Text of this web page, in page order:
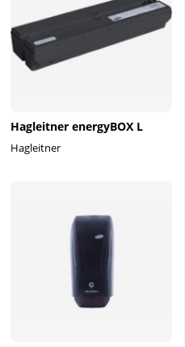
Hagleitner energyBOX L
Hagleitner